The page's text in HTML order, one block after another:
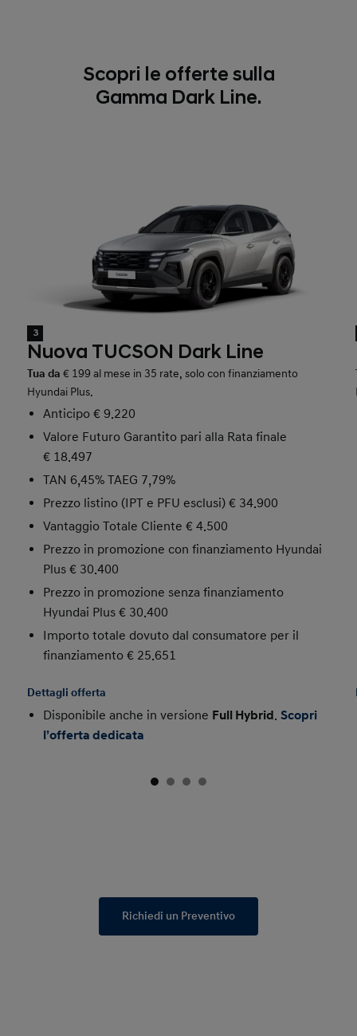
Scopri le offerte sulla
Gamma Dark Line.
3
Nuova TUCSON Dark Line
Tua da € 199 al mese in 35 rate, solo con finanziamento
Hyundai Plus.
Anticipo € 9.220
Valore Futuro Garantito pari alla Rata finale
€ 18.497
TAN 6,45% TAEG 7,79%
Prezzo listino (IPT e PFU esclusi) € 34.900
Vantaggio Totale Cliente € 4.500
Prezzo in promozione con finanziamento Hyundai
Plus € 30.400
Prezzo in promozione senza finanziamento
Hyundai Plus € 30.400
Importo totale dovuto dal consumatore per il
finanziamento € 25.651
Dettagli offerta
Disponibile anche in versione Full Hybrid.Scopri
l’offerta dedicata
Richiedi un Preventivo